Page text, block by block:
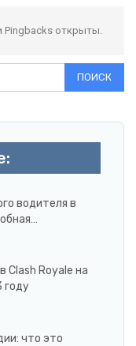
Pingbacks открыты.
водителя в
Clash Royale на
году
что это